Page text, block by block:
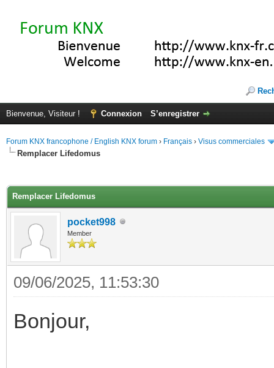
Bienvenue, Visiteur ! Connexion S’enregistrer
Forum KNX francophone / English KNX forum › Français › Visus commerciales
Remplacer Lifedomus
Remplacer Lifedomus
pocket998
Member
09/06/2025, 11:53:30
Bonjour,